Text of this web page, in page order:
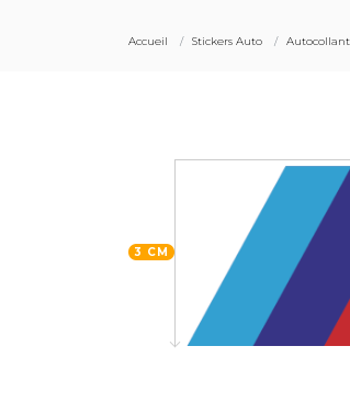
Accueil Stickers Auto
3 CM